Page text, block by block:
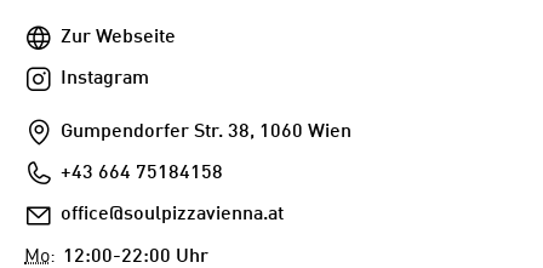
WebseiteZur Webseite
Instagram
Instagram
Addresse
Gumpendorfer Str. 38, 1060 Wien
Telefon+43 664 75184158
E-
office@soulpizzavienna.at
Mo: 12:00-22:00 Uhr